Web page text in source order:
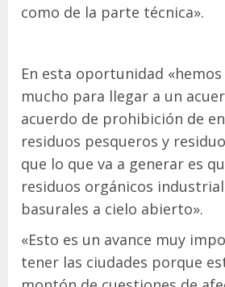
como de la parte técnica».
En esta oportunidad
mucho para llegar a un
acuerdo de prohibición de
residuos pesqueros y
que lo que va a generar es
residuos orgánicos
basurales a cielo abierto».
«Esto es un avance muy
tener las ciudades porque